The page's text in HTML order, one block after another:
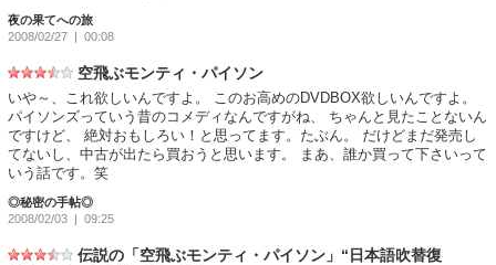
夜の果てへの旅
2008/02/27 | 00:08
空飛ぶモンティ・パイソン
いや～、これ欲しいんですよ。 このお高めのDVDBOX欲しいんですよ。
パイソンズっていう昔のコメディなんですがね、 ちゃんと見たことないん
ですけど、 絶対おもしろい！と思ってます。たぶん。 だけどまだ発売し
てないし、中古が出たら買おうと思います。 まあ、誰か買って下さいって
いう話です。笑
◎秘密の手帖◎
2008/02/03 | 09:25
伝説の「空飛ぶモンティ・パイソン」“日本語吹替復